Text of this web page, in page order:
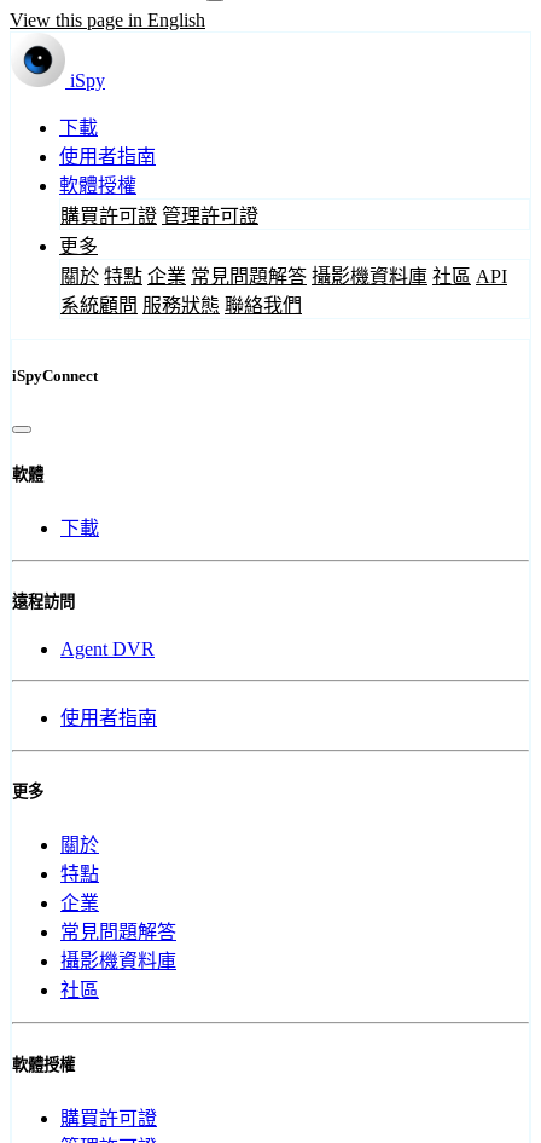
View this page in English
iSpy
下載
使用者指南
軟體授權
購買許可證 管理許可證
更多
關於 特點 企業 常見問題解答 攝影機資料庫 社區 API
系統顧問 服務狀態 聯絡我們
iSpyConnect
軟體
下載
遠程訪問
Agent DVR
使用者指南
更多
關於
特點
企業
常見問題解答
攝影機資料庫
社區
軟體授權
購買許可證